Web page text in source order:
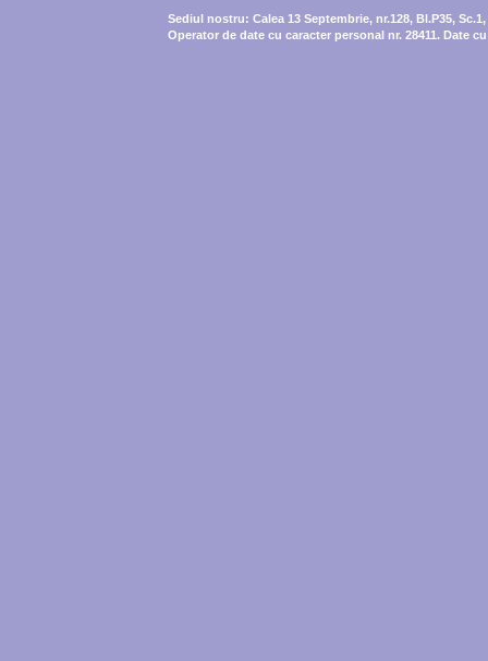
Sediul nostru: Calea 13 Septembrie, nr.128, Bl.P35,
Operator de date cu caracter personal nr. 28411. Date